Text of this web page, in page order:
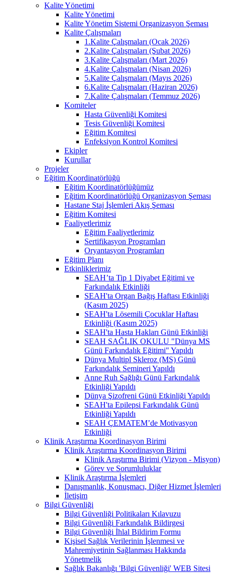
Kalite Yönetimi
Kalite Yönetimi
Kalite Yönetim Sistemi Organizasyon Şeması
Kalite Çalışmaları
1.Kalite Çalışmaları (Ocak 2026)
2.Kalite Çalışmaları (Şubat 2026)
3.Kalite Çalışmaları (Mart 2026)
4.Kalite Çalışmaları (Nisan 2026)
5.Kalite Çalışmaları (Mayıs 2026)
6.Kalite Çalışmaları (Haziran 2026)
7.Kalite Çalışmaları (Temmuz 2026)
Komiteler
Hasta Güvenliği Komitesi
Tesis Güvenliği Komitesi
Eğitim Komitesi
Enfeksiyon Kontrol Komitesi
Ekipler
Kurullar
Projeler
Eğitim Koordinatörlüğü
Eğitim Koordinatörlüğümüz
Eğitim Koordinatörlüğü Organizasyon Şeması
Hastane Staj İşlemleri Akış Şeması
Eğitim Komitesi
Faaliyetlerimiz
Eğitim Faaliyetlerimiz
Sertifikasyon Programları
Oryantasyon Programları
Eğitim Planı
Etkinliklerimiz
SEAH’ta Tip 1 Diyabet Eğitimi ve
Farkındalık Etkinliği
SEAH'ta Organ Bağış Haftası Etkinliği
(Kasım 2025)
SEAH'ta Lösemili Çocuklar Haftası
Etkinliği (Kasım 2025)
SEAH'ta Hasta Hakları Günü Etkinliği
SEAH SAĞLIK OKULU "Dünya MS
Günü Farkındalık Eğitimi" Yapıldı
Dünya Multipl Skleroz (MS) Günü
Farkındalık Semineri Yapıldı
Anne Ruh Sağlığı Günü Farkındalık
Etkinliği Yapıldı
Dünya Şizofreni Günü Etkinliği Yapıldı
SEAH'ta Epilepsi Farkındalık Günü
Etkinliği Yapıldı
SEAH ÇEMATEM’de Motivasyon
Etkinliği
Klinik Araştırma Koordinasyon Birimi
Klinik Araştırma Koordinasyon Birimi
Klinik Araştırma Birimi (Vizyon - Misyon)
Görev ve Sorumluluklar
Klinik Araştırma İşlemleri
Danışmanlık, Konuşmacı, Diğer Hizmet İşlemleri
İletişim
Bilgi Güvenliği
Bilgi Güvenliği Politikaları Kılavuzu
Bilgi Güvenliği Farkındalık Bildirgesi
Bilgi Güvenliği İhlal Bildirim Formu
Kişisel Sağlık Verilerinin İşlenmesi ve
Mahremiyetinin Sağlanması Hakkında
Yönetmelik
Sağlık Bakanlığı 'Bilgi Güvenliği' WEB Sitesi